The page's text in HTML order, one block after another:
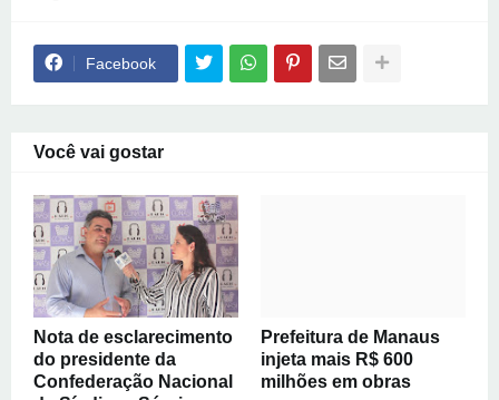
Facebook
Você vai gostar
Nota de esclarecimento
do presidente da
Confederação Nacional
Prefeitura de Manaus
injeta mais R$ 600
milhões em obras